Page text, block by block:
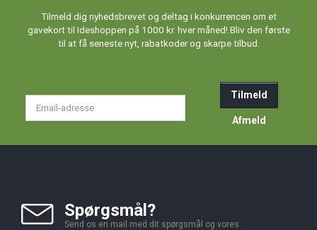
Tilmeld dig nyhedsbrevet og deltag i konkurrencen om et
gavekort til Ideshoppen på 1000 kr. hver måned! Bliv den første
til at få seneste nyt, rabatkoder og skarpe tilbud.
Tilmeld
Afmeld
Spørgsmål?
Send os en mail med dit spørgsmål og vores